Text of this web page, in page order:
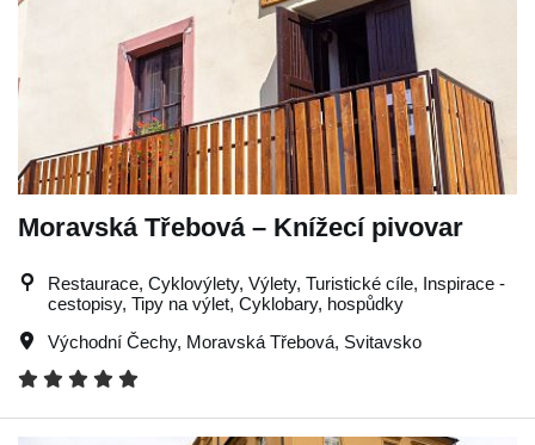
Moravská Třebová – Knížecí pivovar
Restaurace, Cyklovýlety, Výlety, Turistické cíle, Inspirace -
cestopisy, Tipy na výlet, Cyklobary, hospůdky
Východní Čechy, Moravská Třebová, Svitavsko